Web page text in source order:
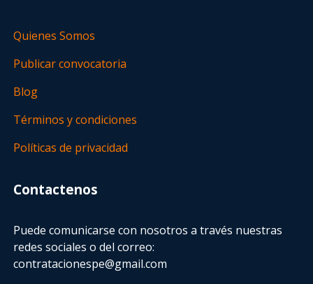
Quienes Somos
Publicar convocatoria
Blog
Términos y condiciones
Políticas de privacidad
Contactenos
Puede comunicarse con nosotros a través nuestras
redes sociales o del correo:
contratacionespe@gmail.com